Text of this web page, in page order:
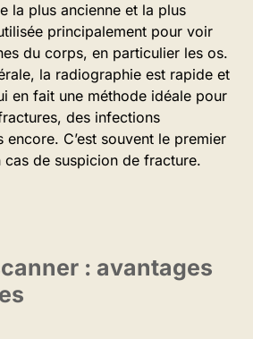
la plus ancienne et la plus
principalement pour voir
du corps, en particulier les os.
la radiographie est rapide et
en fait une méthode idéale pour
des infections
encore. C’est souvent le premier
cas de suspicion de fracture.
: avantages